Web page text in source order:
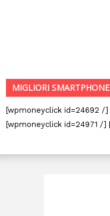
MIGLIORI SMARTPHONE
[wpmoneyclick id=24692 /
[wpmoneyclick id=24971 /